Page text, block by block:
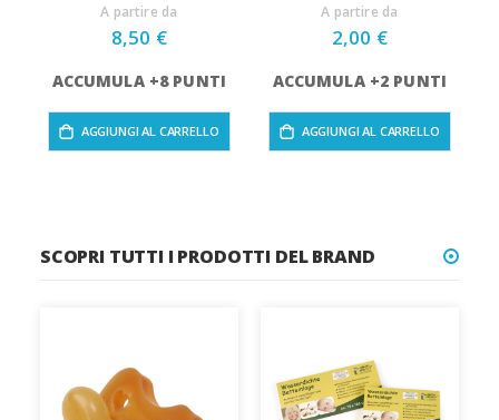
A partire da
8,50 €
ACCUMULA +8 PUNTI
AGGIUNGI AL CARRELLO
A partire da
2,00 €
ACCUMULA +2 PUNTI
AGGIUNGI AL CARRELLO
SCOPRI TUTTI I PRODOTTI DEL BRAND